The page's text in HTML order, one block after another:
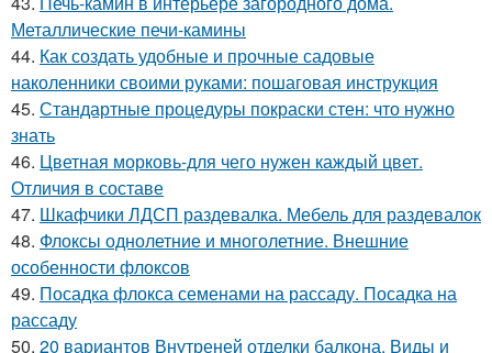
Металлические печи-камины
44. Как создать удобные и прочные садовые
наколенники своими руками: пошаговая инструкция
45. Стандартные процедуры покраски стен: что нужно
знать
46. Цветная морковь-для чего нужен каждый цвет.
Отличия в составе
47. Шкафчики ЛДСП раздевалка. Мебель для раздевалок
48. Флоксы однолетние и многолетние. Внешние
особенности флоксов
49. Посадка флокса семенами на рассаду. Посадка на
рассаду
50. 20 вариантов Внутреней отделки балкона. Виды и